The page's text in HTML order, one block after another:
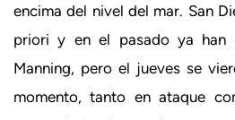
encima del nivel del mar. San
priori y en el pasado ya han
Manning, pero el jueves se
momento, tanto en ataque